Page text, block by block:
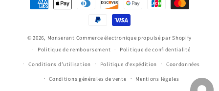
© 2026, Monserant Commerce électronique propulsé par Shopify
Politique de remboursement
Politique de confidentialité
Conditions d’utilisation Politique d’expédition Coordonnées
Conditions générales de vente Mentions légales